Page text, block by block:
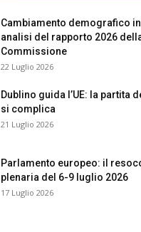
Cambiamento demografico
analisi del rapporto 2026
Commissione
22 Luglio 2026
Dublino guida l’UE: la partita
si complica
21 Luglio 2026
Parlamento europeo: il
plenaria del 6-9 luglio 2026
17 Luglio 2026